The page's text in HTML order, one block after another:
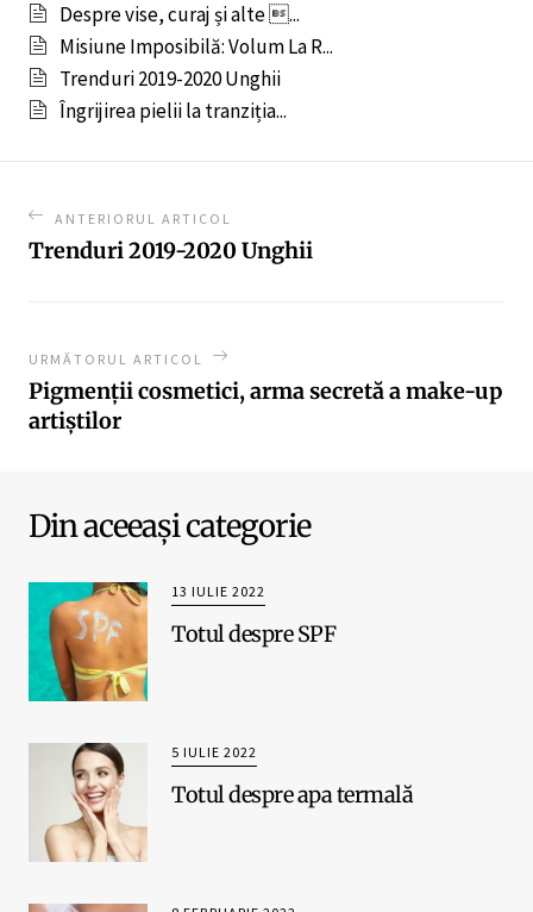
Despre vise, curaj și alte ...
Misiune Imposibilă: Volum La R...
Trenduri 2019-2020 Unghii
Îngrijirea pielii la tranziția...
ANTERIORUL ARTICOL
Trenduri 2019-2020 Unghii
URMĂTORUL ARTICOL
Pigmenții cosmetici, arma secretă a make-up
artiștilor
Din aceeași categorie
13 IULIE 2022
Totul despre SPF
5 IULIE 2022
Totul despre apa termală